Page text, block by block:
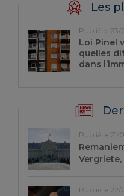
Les
Publié le
Loi Pinel
quelles
dans
Publié le 21/
Publié le